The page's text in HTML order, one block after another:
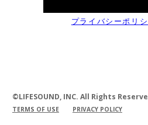
©LIFESOUND, INC. All Rights
TERMS OF USE PRIVACY POLICY